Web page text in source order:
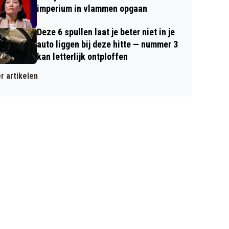
imperium in vlammen opgaan
Deze 6 spullen laat je beter niet in je
auto liggen bij deze hitte — nummer 3
kan letterlijk ontploffen
artikelen